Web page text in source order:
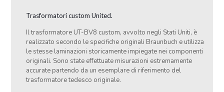
Trasformatori custom United.
Il trasformatore UT-BV8 custom, avvolto negli Stati Uniti, è
realizzato secondo le specifiche originali Braunbuch e utilizza
le stesse laminazioni storicamente impiegate nei componenti
originali. Sono state effettuate misurazioni estremamente
accurate partendo da un esemplare di riferimento del
trasformatore tedesco originale.